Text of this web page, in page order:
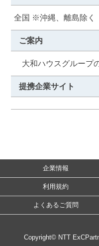
全国 ※沖縄、離島除く
ご案内
大和ハウスグループ
提携企業サイト
企業情報
利用規約
よくあるご質問
Copyright© NTT